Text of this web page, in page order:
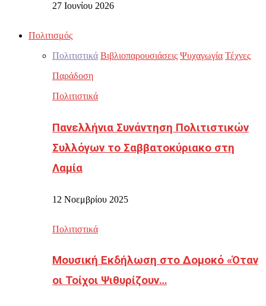
27 Ιουνίου 2026
Πολιτισμός
Πολιτιστικά Βιβλιοπαρουσιάσεις Ψυχαγωγία Τέχνες
Παράδοση
Πολιτιστικά
Πανελλήνια Συνάντηση Πολιτιστικών
Συλλόγων το Σαββατοκύριακο στη
Λαμία
12 Νοεμβρίου 2025
Πολιτιστικά
Μουσική Εκδήλωση στο Δομοκό «Όταν
οι Τοίχοι Ψιθυρίζουν…